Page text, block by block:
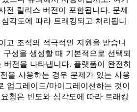
전 릴리스 버전이 포함됩니다. 문제
각도에 따라 트래킹되고 처리됩니
고 조직의 적극적인 지원을 받습니
성을 생성할 때 기본적으로 선택되
전을 나타냅니다. 플랫폼이 완전히
을 사용하는 경우 문제가 있는 사용
업그레이드/마이그레이션하는 것이
청은 빈도와 심각도에 따라 트래킹